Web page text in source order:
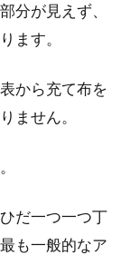
を工夫すれば
！
「色落ち」がありま
当てたお気に入りの
りするのは簡
分が見えず、
ます。
から充て布を
ません。
だ一つ一つ丁
も一般的なア